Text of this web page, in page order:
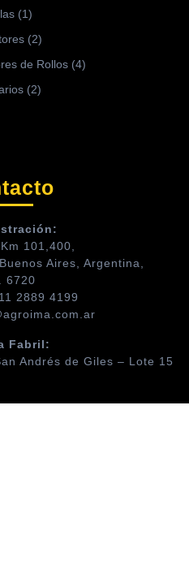
(1)
(2)
de Rollos (4)
(2)
101,400,
Aires, Argentina,
6720
2889 4199
Fabril:
Andrés de Giles – Lote 15